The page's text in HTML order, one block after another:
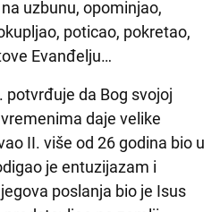
uzbunu, opominjao,
poticao, pokretao,
Evanđelju…
potvrđuje da Bog svojoj
daje velike
II. više od 26 godina bio u
je entuzijazam i
poslanja bio je Isus